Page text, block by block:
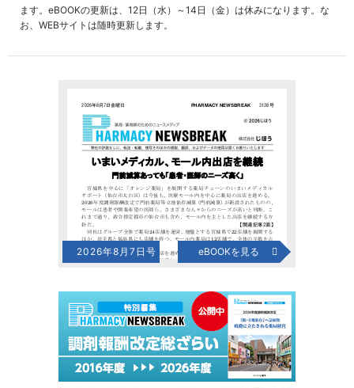
ます。eBOOKの更新は、12日（水）～14日（金）は休みになります。な
お、WEBサイトは随時更新します。
2026年8月7日号 eBOOKを見る